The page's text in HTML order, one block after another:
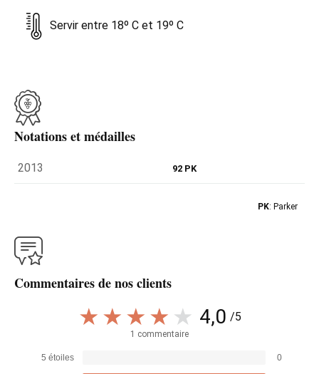
Servir entre 18º C et 19º C
Notations et médailles
2013 92 PK
PK: Parker
Commentaires de nos clients
4,0 /5
1 commentaire
5 étoiles 0